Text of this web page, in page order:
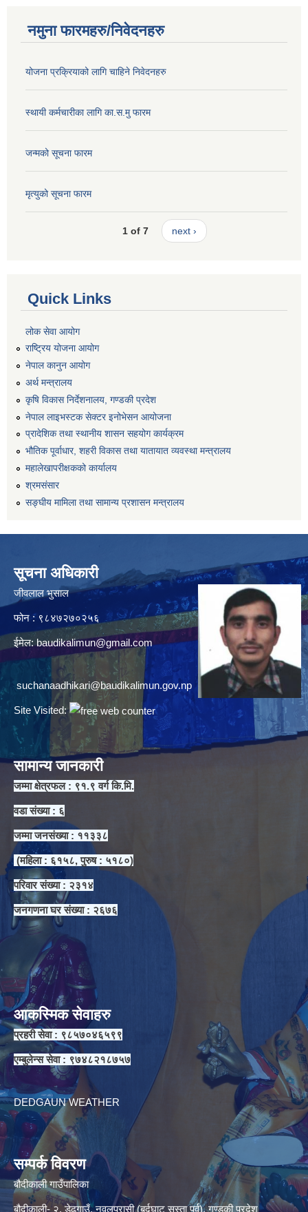
नमुना फारमहरु/निवेदनहरु
योजना प्रक्रियाको लागि चाहिने निवेदनहरु
स्थायी कर्मचारीका लागि का.स.मु फारम
जन्मको सूचना फारम
मृत्युको सूचना फारम
1 of 7 next ›
Quick Links
लोक सेवा आयोग
राष्ट्रिय योजना आयोग
नेपाल कानुन आयोग
अर्थ मन्त्रालय
कृषि विकास निर्देशनालय, गण्डकी प्रदेश
नेपाल लाइभस्टक सेक्टर इनोभेसन आयोजना
प्रादेशिक तथा स्थानीय शासन सहयोग कार्यक्रम
भौतिक पूर्वाधार, शहरी विकास तथा यातायात व्यवस्था मन्त्रालय
महालेखापरीक्षकको कार्यालय
श्रमसंसार
सङ्घीय मामिला तथा सामान्य प्रशासन मन्त्रालय
सूचना अधिकारी
जीवलाल भुसाल
फोन : ९८४७२७०२५६
ईमेल: baudikalimun@gmail.com
suchanaadhikari@baudikalimun.gov.np
Site Visited:
सामान्य जानकारी
जम्मा क्षेत्रफल : ९१.९ वर्ग कि.मि.
वडा संख्या : ६
जम्मा जनसंख्या : ११३३८
(महिला : ६१५८, पुरुष : ५१८०)
परिवार संख्या : २३१४
जनगणना घर संख्या : २६७६
आकस्मिक सेवाहरु
प्रहरी सेवा : ९८५७०४६५९९
एम्बुलेन्स सेवा : ९७४८२१८७५७
DEDGAUN WEATHER
सम्पर्क विवरण
बौदीकाली गाउँपालिका
बौदीकाली- २, डेढगाउँ, नवलपरासी (बर्दघाट सुस्ता पूर्व), गण्डकी प्रदेश